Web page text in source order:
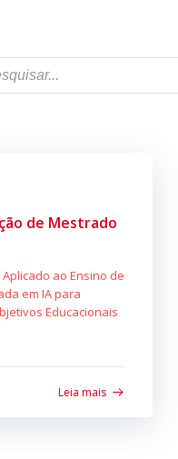
de Mestrado
ao Ensino de
em IA para
Educacionais
Leia mais